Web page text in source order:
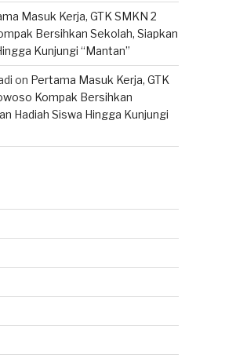
Masuk Kerja, GTK SMKN 2
Bersihkan Sekolah, Siapkan
Kunjungi “Mantan”
on Pertama Masuk Kerja, GTK
Kompak Bersihkan
Hadiah Siswa Hingga Kunjungi